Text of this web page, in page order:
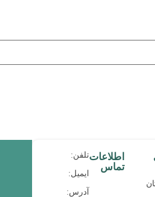
اطلاعات
تماس
تلفن:
ایمیل:
آدرس: